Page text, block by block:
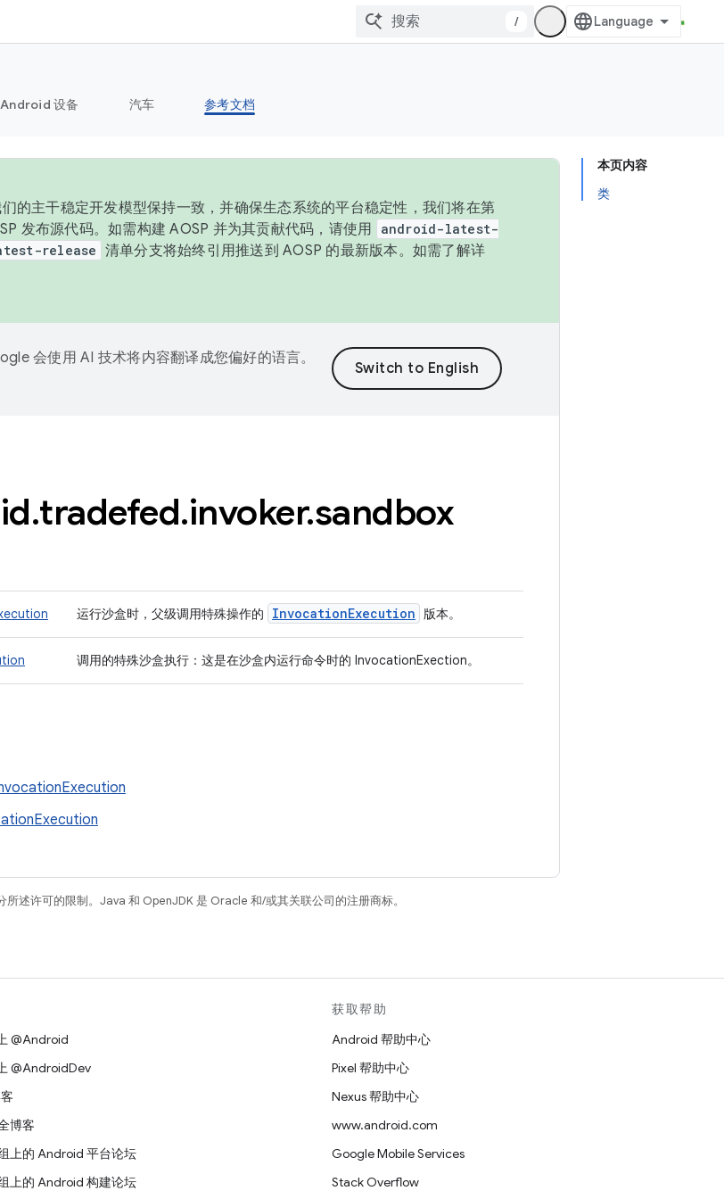
/
Android 设备 汽车 参考文档
本页内容
类
的主干稳定开发模型保持一致，并确保生态系统的平台稳定性，我们将在第
发布源代码。如需构建 AOSP 并为其贡献代码，请使用
android-latest-
release 清单分支将始终引用推送到 AOSP 的最新版本。如需了解详
会使用 AI 技术将内容翻译成您偏好的语言。
.tradefed.invoker.sandbox
运行沙盒时，父级调用特殊操作的 InvocationExecution 版本。
调用的特殊沙盒执行：这是在沙盒内运行命令时的 InvocationExection。
所述许可的限制。Java 和 OpenJDK 是 Oracle 和/或其关联公司的注册商标。
@Android
@AndroidDev
博客
上的 Android 平台论坛
上的 Android 构建论坛
获取帮助
Android 帮助中心
Pixel 帮助中心
Nexus 帮助中心
www.android.com
Google Mobile Services
Stack Overflow